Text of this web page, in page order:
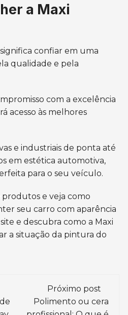
a Maxi
significa confiar em uma
qualidade e pela
com a excelência
acesso às melhores
e industriais de ponta até
em estética automotiva,
para o seu veículo.
e veja como
seu carro com aparência
e descubra como a Maxi
a situação da pintura do
Próximo post
Polimento ou cera